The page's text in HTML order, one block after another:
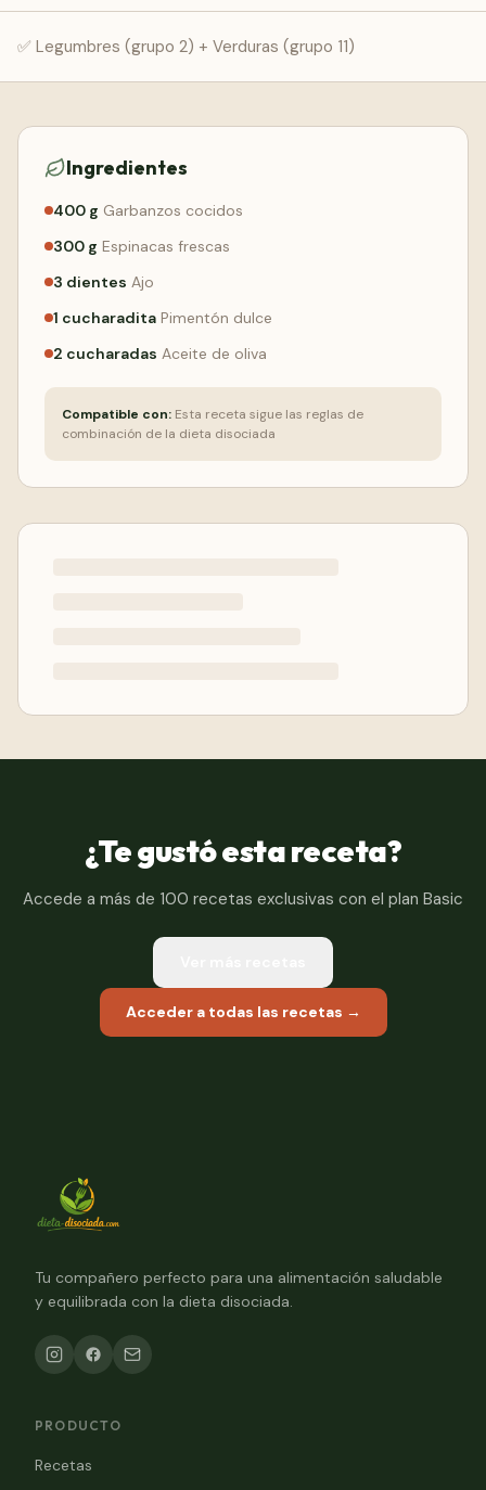
✅ Legumbres (grupo 2) + Verduras (grupo 11)
Ingredientes
400 g Garbanzos cocidos
300 g Espinacas frescas
3 dientes Ajo
1 cucharadita Pimentón dulce
2 cucharadas Aceite de oliva
Compatible con: Esta receta sigue las reglas de
combinación de la dieta disociada
¿Te gustó esta receta?
Accede a más de 100 recetas exclusivas con el plan Basic
Acceder a todas las recetas →
Tu compañero perfecto para una alimentación saludable
y equilibrada con la dieta disociada.
PRODUCTO
Recetas